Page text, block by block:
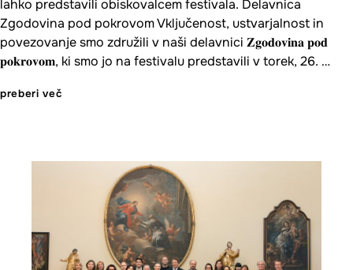
lahko predstavili obiskovalcem festivala. Delavnica
Zgodovina pod pokrovom Vključenost, ustvarjalnost in
povezovanje smo združili v naši delavnici 𝐙𝐠𝐨𝐝𝐨𝐯𝐢𝐧𝐚 𝐩𝐨𝐝
𝐩𝐨𝐤𝐫𝐨𝐯𝐨𝐦, ki smo jo na festivalu predstavili v torek, 26. …
preberi več